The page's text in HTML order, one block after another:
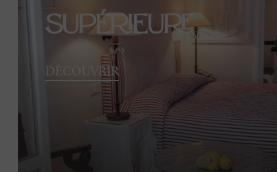
Supérieure
DÉCOUVRIR